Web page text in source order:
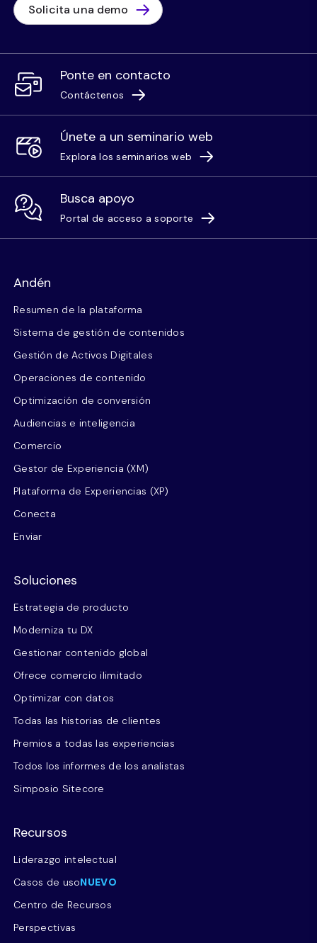
Solicita una demo
Ponte en contacto
Contáctenos
Únete a un seminario web
Explora los seminarios web
Busca apoyo
Portal de acceso a soporte
Andén
Resumen de la plataforma
Sistema de gestión de contenidos
Gestión de Activos Digitales
Operaciones de contenido
Optimización de conversión
Audiencias e inteligencia
Comercio
Gestor de Experiencia (XM)
Plataforma de Experiencias (XP)
Conecta
Enviar
Soluciones
Estrategia de producto
Moderniza tu DX
Gestionar contenido global
Ofrece comercio ilimitado
Optimizar con datos
Todas las historias de clientes
Premios a todas las experiencias
Todos los informes de los analistas
Simposio Sitecore
Recursos
Liderazgo intelectual
Casos de usoNUEVO
Centro de Recursos
Perspectivas